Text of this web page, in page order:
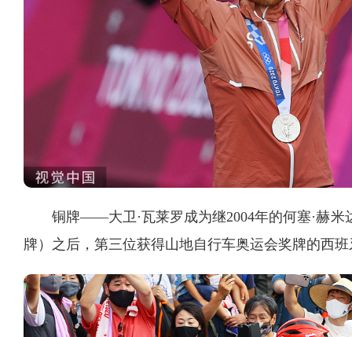
铜牌——大卫·瓦莱罗成为继2004年的何塞·赫米
牌）之后，第三位获得山地自行车奥运会奖牌的西